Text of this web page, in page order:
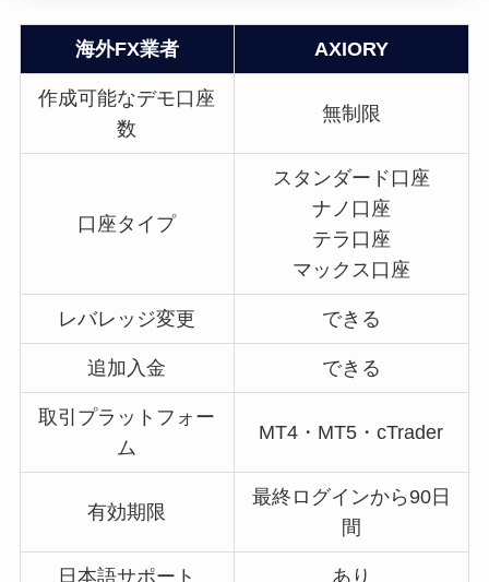
海外FX業者 AXIORY
作成可能なデモ口座
数
無制限
口座タイプ
スタンダード口座
ナノ口座
テラ口座
マックス口座
レバレッジ変更 できる
追加入金 できる
取引プラットフォー
ム
MT4・MT5・cTrader
有効期限
最終ログインから90日
間
日本語サポート あり